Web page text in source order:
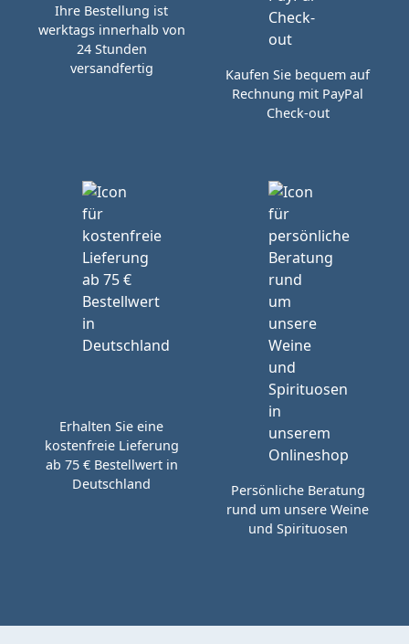
Ihre Bestellung ist
werktags innerhalb von
24 Stunden
versandfertig
Kaufen Sie bequem auf
Rechnung mit PayPal
Check-out
Erhalten Sie eine
kostenfreie Lieferung
ab 75 € Bestellwert in
Deutschland
Persönliche Beratung
rund um unsere Weine
und Spirituosen